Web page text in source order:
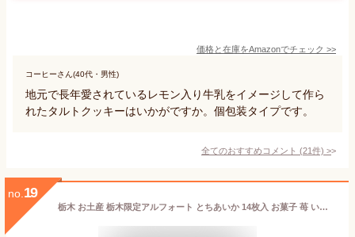
価格と在庫をAmazonでチェック >>
コーヒーさん(40代・男性)
地元で長年愛されているレモン入り牛乳をイメージして作ら
れたタルトクッキーはいかがですか。個包装タイプです。
全てのおすすめコメント (21件) >
no. 19
栃木 お土産 栃木限定アルフォート とちあいか 14枚入 お菓子 苺 いちご 秋ギフト ハロウィン お歳暮 2025 御歳暮 冬ギフト クリスマス プレゼント ギフト 会社 職場 大量 法人 お客様 お祝い 内祝い 退職祝い お礼 景品 お返し お土産 帰省土産 手土産 お取り寄せ あす楽